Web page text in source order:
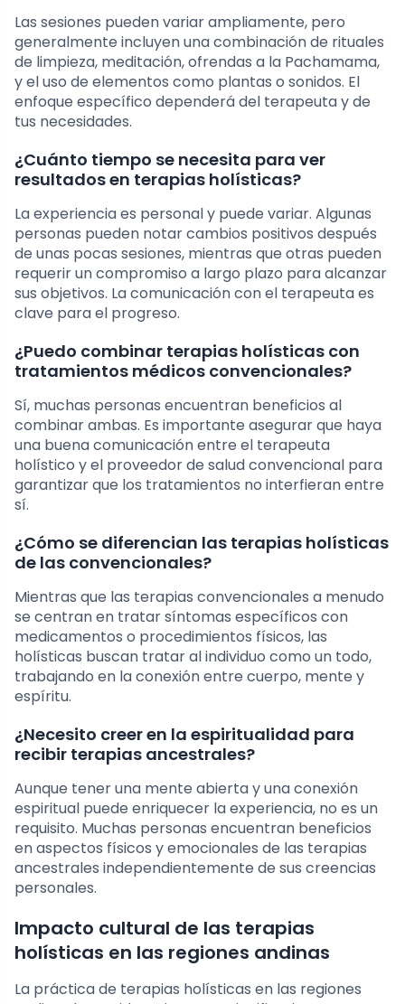
Las sesiones pueden variar ampliamente, pero
generalmente incluyen una combinación de rituales
de limpieza, meditación, ofrendas a la Pachamama,
y el uso de elementos como plantas o sonidos. El
enfoque específico dependerá del terapeuta y de
tus necesidades.
¿Cuánto tiempo se necesita para ver
resultados en terapias holísticas?
La experiencia es personal y puede variar. Algunas
personas pueden notar cambios positivos después
de unas pocas sesiones, mientras que otras pueden
requerir un compromiso a largo plazo para alcanzar
sus objetivos. La comunicación con el terapeuta es
clave para el progreso.
¿Puedo combinar terapias holísticas con
tratamientos médicos convencionales?
Sí, muchas personas encuentran beneficios al
combinar ambas. Es importante asegurar que haya
una buena comunicación entre el terapeuta
holístico y el proveedor de salud convencional para
garantizar que los tratamientos no interfieran entre
sí.
¿Cómo se diferencian las terapias holísticas
de las convencionales?
Mientras que las terapias convencionales a menudo
se centran en tratar síntomas específicos con
medicamentos o procedimientos físicos, las
holísticas buscan tratar al individuo como un todo,
trabajando en la conexión entre cuerpo, mente y
espíritu.
¿Necesito creer en la espiritualidad para
recibir terapias ancestrales?
Aunque tener una mente abierta y una conexión
espiritual puede enriquecer la experiencia, no es un
requisito. Muchas personas encuentran beneficios
en aspectos físicos y emocionales de las terapias
ancestrales independientemente de sus creencias
personales.
Impacto cultural de las terapias
holísticas en las regiones andinas
La práctica de terapias holísticas en las regiones